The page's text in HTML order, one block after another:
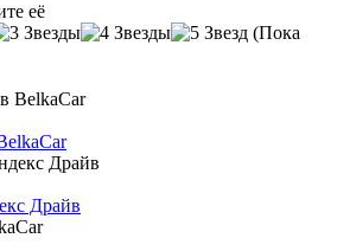
её
(Пока
Драйв